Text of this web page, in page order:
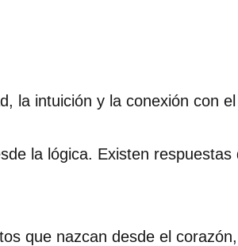
la intuición y la conexión con
la lógica. Existen
que nazcan desde el